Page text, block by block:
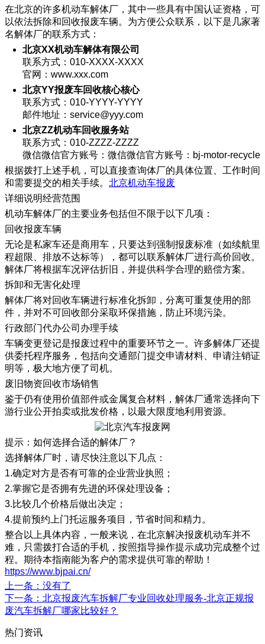
在北京的许多机动车解体厂，其中一些具有中国认证资格，可
以依法拆除和回收报废车辆。为方便公众联系，以下是几家著
名解体厂的联系方式：
北京XX机动车解体有限公司
联系方式：010-XXXX-XXXX
官网：www.xxx.com
北京YY报废车回收核心核心
联系方式：010-YYYY-YYYY
邮件地址：service@yyy.com
北京ZZ机动车回收服务站
联系方式：010-ZZZZ-ZZZZ
微信微信官方账号：微信微信官方账号：bj-motor-recycle
根据拨打上述手机，可以直接查询体厂的具体位置、工作时间
和需要提交的相关手续。 北京机动车报废
详细说明经营范围
机动车解体厂的主要业务包括但不限于以下几项：
​回收报废车辆
无论是私家车还是商用车，只要达到强制报废标准（如续航里
程超限、排放不达标等），都可以联系解体厂进行高价回收。
解体厂将根据车况评估折旧，并提供科学合理的赔偿方案。
拆卸和无害化处理
解体厂将对回收车辆进行标准化拆卸，分离可重复使用的部
件，并对不可回收部分采取环保措施，防止环境污染。
行政部门代办公司办理手续
车辆变更登记是报废过程中的重要环节之一。许多解体厂还提
供委托程序服务，包括向交通部门提交申请材料、申请注销证
明等，极大地方便了司机。
废旧物资回收市场销售
鉴于仍有使用价值部件或金属复合材料，解体厂通常选择向下
游行业公开拍卖或批发价格，以最大限度地利用资源。
提示：如何选择合适的解体厂？
选择解体厂时，请尽快注意以下几点：
1.确定对方是否有可靠的企业营业执照；
2.掌握它是否拥有先进的环保处理设备；
3.比较几个价格后做出决定；
4.提前预约上门托运服务项目，节省时间和精力。
整合以上具体内容，一般来说，在北京解决报废机动车并不
难，只需拨打合适的手机，按照指导操作提示成功完成整个过
程。期待本指南能为客户的需求提供可靠的帮助！
https://www.bjpai.cn/
上一条 ：没有了
下一条 ：北京报废汽车拆解厂专业回收处理服务-北京正规报
废汽车拆解厂哪家比较好？
热门资讯